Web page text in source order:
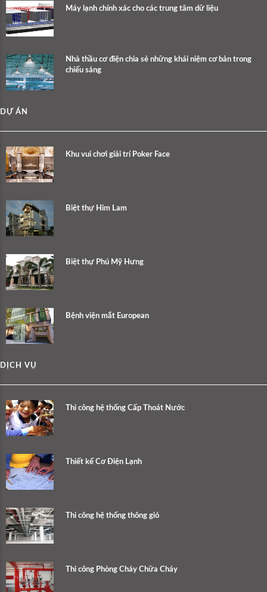
Máy lạnh chính xác cho các trung tâm dữ liệu
Nhà thầu cơ điện chia sẻ những khái niệm cơ bản trong
chiếu sáng
DỰ ÁN
Khu vui chơi giải trí Poker Face
Biệt thự Him Lam
Biệt thự Phú Mỹ Hưng
Bệnh viện mắt European
DỊCH VỤ
Thi công hệ thống Cấp Thoát Nước
Thiết kế Cơ Điện Lạnh
Thi công hệ thống thông gió
Thi công Phòng Cháy Chữa Cháy